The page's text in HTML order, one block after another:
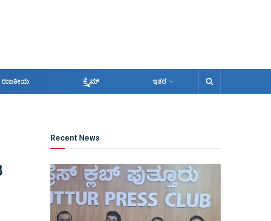
ರಾಜಕೀಯ ಕ್ರೈಮ್ ಇತರ
Recent News